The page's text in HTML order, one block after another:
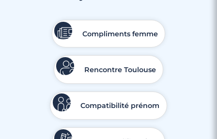
Compliments femme
Rencontre Toulouse
Compatibilité prénom